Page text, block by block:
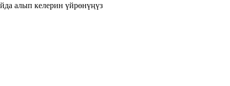
алып келерин үйрөнүңүз